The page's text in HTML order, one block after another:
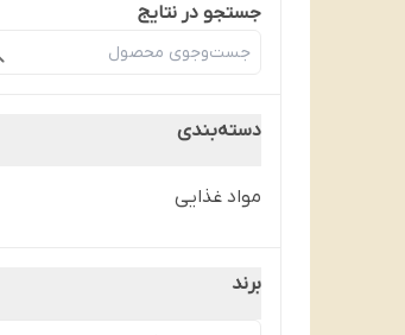
جستجو در نتایج
دسته‌بندی
مواد غذایی
برند